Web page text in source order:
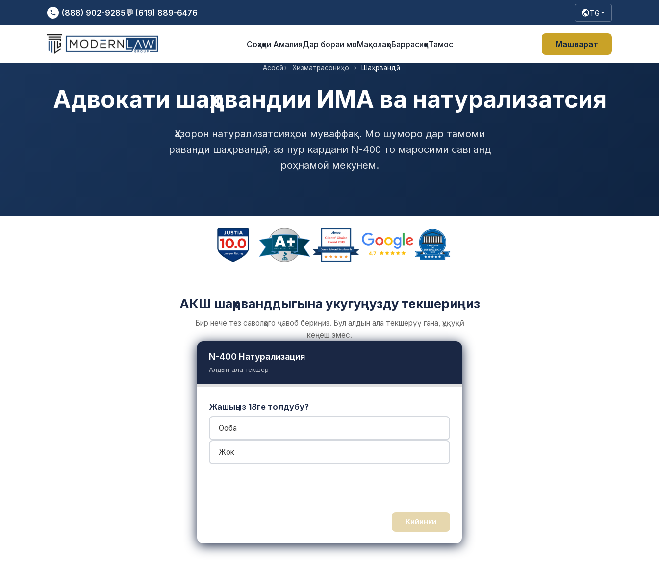
(888) 902-9285💬 (619) 889-6476 TG
Соҳаҳои АмалияДар бораи моМақолаҳоБаррасиҳоТамос Машварат
Асосӣ › Хизматрасониҳо › Шаҳрвандӣ
Адвокати шаҳрвандии ИМА ва натурализатсия
Ҳазорон натурализатсияҳои муваффақ. Мо шуморо дар тамоми
раванди шаҳрвандӣ, аз пур кардани N-400 то маросими савганд
роҳнамоӣ мекунем.
АКШ шаҳрванддыгына укугуңузду текшериңиз
Бир нече тез саволҳого ҷавоб бериңиз. Бул алдын ала текшерүү гана, ҳуқуқӣ
кеңеш эмес.
N-400 Натурализация
Алдын ала текшерүү
Жашыңыз 18ге толдубу?
Ооба
Жок
Кийинки